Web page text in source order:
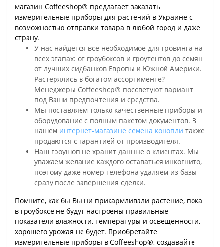
магазин Coffeeshop® предлагает заказать
измерительные приборы для растений в Украине с
возможностью отправки товара в любой город и даже
страну.
У нас найдётся всё необходимое для гровинга на
всех этапах: от гроубоксов и гроутентов до семян
от лучших сидбанков Европы и Южной Америки.
Растерялись в богатом ассортименте?
Менеджеры Coffeeshop® посоветуют вариант
под Ваши предпочтения и средства.
Мы поставляем только качественные приборы и
оборудование с полным пакетом документов. В
нашем интернет-магазине семена конопли также
продаются с гарантией от производителя.
Наш гроушоп не хранит данные о клиентах. Мы
уважаем желание каждого оставаться инкогнито,
поэтому даже номер телефона удаляем из базы
сразу после завершения сделки.
Помните, как бы Вы ни прикармливали растение, пока
в гроубоксе не будут настроены правильные
показатели влажности, температуры и освещённости,
хорошего урожая не будет. Приобретайте
измерительные приборы в Coffeeshop®, создавайте